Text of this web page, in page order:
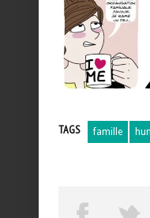
TAGS famille